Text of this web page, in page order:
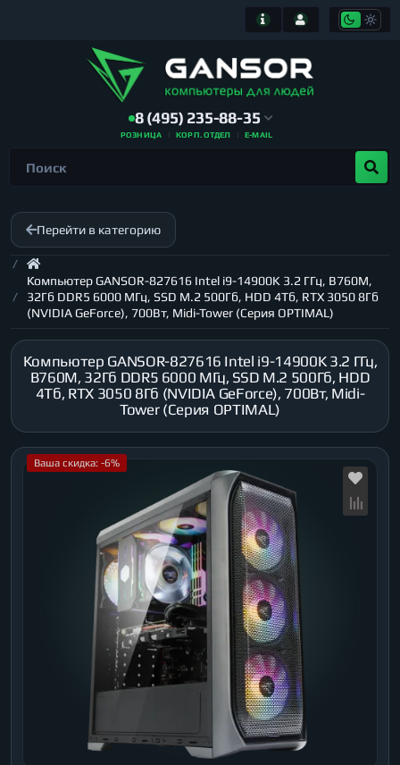
8 (495) 235-88-35
РОЗНИЦА КОРП. ОТДЕЛ E-MAIL
Перейти в категорию
Компьютер GANSOR-827616 Intel i9-14900K 3.2 ГГц, B760M,
32Гб DDR5 6000 МГц, SSD M.2 500Гб, HDD 4Тб, RTX 3050 8Гб
(NVIDIA GeForce), 700Вт, Midi-Tower (Серия OPTIMAL)
Компьютер GANSOR-827616 Intel i9-14900K 3.2 ГГц,
B760M, 32Гб DDR5 6000 МГц, SSD M.2 500Гб, HDD
4Тб, RTX 3050 8Гб (NVIDIA GeForce), 700Вт, Midi-
Tower (Серия OPTIMAL)
Ваша скидка: -6%